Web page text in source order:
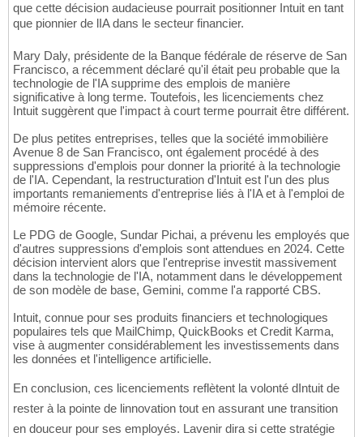
que cette décision audacieuse pourrait positionner Intuit en tant
que pionnier de lIA dans le secteur financier.
Mary Daly, présidente de la Banque fédérale de réserve de San
Francisco, a récemment déclaré qu'il était peu probable que la
technologie de l'IA supprime des emplois de manière
significative à long terme. Toutefois, les licenciements chez
Intuit suggèrent que l'impact à court terme pourrait être différent.
De plus petites entreprises, telles que la société immobilière
Avenue 8 de San Francisco, ont également procédé à des
suppressions d'emplois pour donner la priorité à la technologie
de l'IA. Cependant, la restructuration d'Intuit est l'un des plus
importants remaniements d'entreprise liés à l'IA et à l'emploi de
mémoire récente.
Le PDG de Google, Sundar Pichai, a prévenu les employés que
d'autres suppressions d'emplois sont attendues en 2024. Cette
décision intervient alors que l'entreprise investit massivement
dans la technologie de l'IA, notamment dans le développement
de son modèle de base, Gemini, comme l'a rapporté CBS.
Intuit, connue pour ses produits financiers et technologiques
populaires tels que MailChimp, QuickBooks et Credit Karma,
vise à augmenter considérablement les investissements dans
les données et l'intelligence artificielle.
En conclusion, ces licenciements reflètent la volonté dIntuit de
rester à la pointe de linnovation tout en assurant une transition
en douceur pour ses employés. Lavenir dira si cette stratégie